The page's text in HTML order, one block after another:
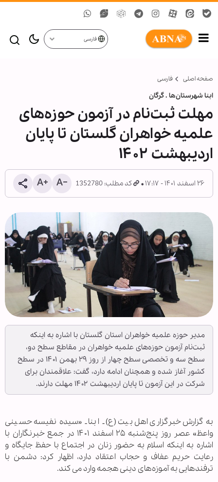
فارسی
صفحه اصلی فارسی
ابنا شهرستان‌ها . گرگان
مهلت ثبت‌نام در آزمون حوزه‌های
علمیه خواهران گلستان تا پایان
اردیبهشت ۱۴۰۲
۲۶ اسفند ۱۴۰۱ - ۱۷:۱۷ کد مطلب: 1352780
مدیر حوزه علمیه خواهران استان گلستان با اشاره به اینکه
ثبت‌نام آزمون حوزه‌های علمیه خواهران در مقاطع سطح دو،
سطح سه و تخصصی سطح چهار از روز ۲۹ بهمن ۱۴۰۱ در سطح
کشور آغاز شده و همچنان ادامه دارد، گفت: علاقمندان برای
شرکت در این آزمون تا پایان اردیبهشت ۱۴۰۲ مهلت دارند.
به گزارش خبرگزاری اهل بیت(ع) ـ ابنا ـ «سیده نفیسه حسینی
واعظ» عصر روز پنج‌شنبه ۲۵ اسفند ۱۴۰۱ در جمع خبرنگاران با
اشاره به اینکه اسلام به حضور زنان در اجتماع با حفظ جایگاه و
رعایت حریم عفاف و حجاب اعتقاد دارد، اظهار کرد: دشمن با
ترفندهایی به آموزه‌های دینی هجمه وارد می کند.